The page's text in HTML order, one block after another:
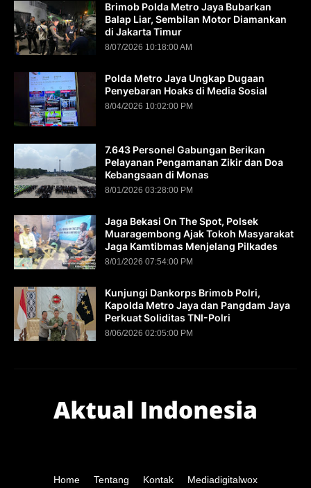
Brimob Polda Metro Jaya Bubarkan
Balap Liar, Sembilan Motor Diamankan
di Jakarta Timur
8/07/2026 10:18:00 AM
Polda Metro Jaya Ungkap Dugaan
Penyebaran Hoaks di Media Sosial
8/04/2026 10:02:00 PM
7.643 Personel Gabungan Berikan
Pelayanan Pengamanan Zikir dan Doa
Kebangsaan di Monas
8/01/2026 03:28:00 PM
Jaga Bekasi On The Spot, Polsek
Muaragembong Ajak Tokoh Masyarakat
Jaga Kamtibmas Menjelang Pilkades
8/01/2026 07:54:00 PM
Kunjungi Dankorps Brimob Polri,
Kapolda Metro Jaya dan Pangdam Jaya
Perkuat Soliditas TNI-Polri
8/06/2026 02:05:00 PM
Home Tentang Kontak Mediadigitalwox